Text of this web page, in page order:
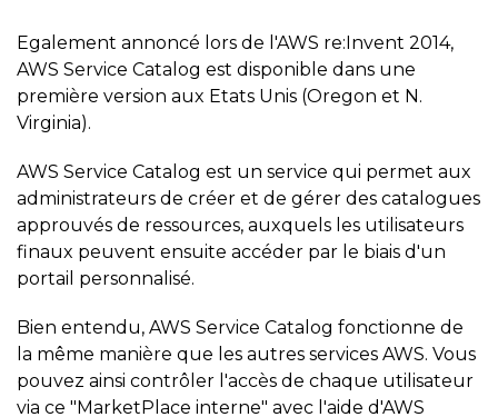
Egalement annoncé lors de l'AWS re:Invent 2014,
AWS Service Catalog est disponible dans une
première version aux Etats Unis (Oregon et N.
Virginia).
AWS Service Catalog est un service qui permet aux
administrateurs de créer et de gérer des catalogues
approuvés de ressources, auxquels les utilisateurs
finaux peuvent ensuite accéder par le biais d'un
portail personnalisé.
Bien entendu, AWS Service Catalog fonctionne de
la même manière que les autres services AWS. Vous
pouvez ainsi contrôler l'accès de chaque utilisateur
via ce "MarketPlace interne" avec l'aide d'AWS